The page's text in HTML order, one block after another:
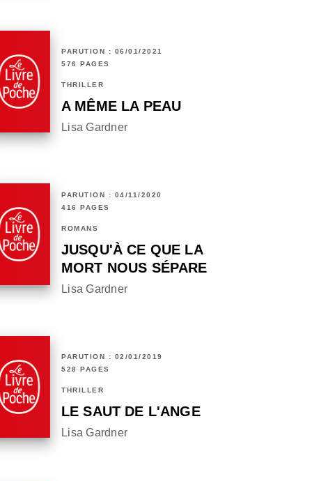
PARUTION : 06/01/2021
576 PAGES
THRILLER
A MÊME LA PEAU
Lisa Gardner
PARUTION : 04/11/2020
416 PAGES
ROMANS
JUSQU'À CE QUE LA
MORT NOUS SÉPARE
Lisa Gardner
PARUTION : 02/01/2019
528 PAGES
THRILLER
LE SAUT DE L'ANGE
Lisa Gardner